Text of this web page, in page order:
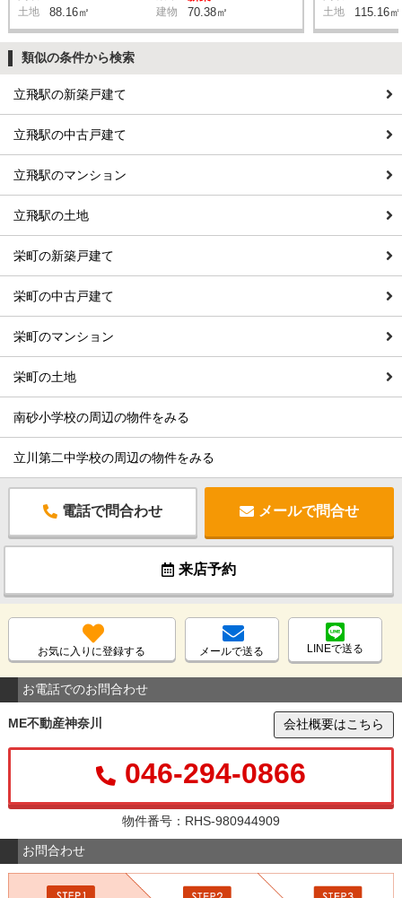
土地 88.16㎡ 建物 70.38㎡ 土地 115.16㎡
類似の条件から検索
立飛駅の新築戸建て
立飛駅の中古戸建て
立飛駅のマンション
立飛駅の土地
栄町の新築戸建て
栄町の中古戸建て
栄町のマンション
栄町の土地
南砂小学校の周辺の物件をみる
立川第二中学校の周辺の物件をみる
電話で問合わせ メールで問合せ
来店予約
お気に入りに登録する メールで送る LINEで送る
お電話でのお問合わせ
ME不動産神奈川 会社概要はこちら
046-294-0866
物件番号：RHS-980944909
お問合わせ